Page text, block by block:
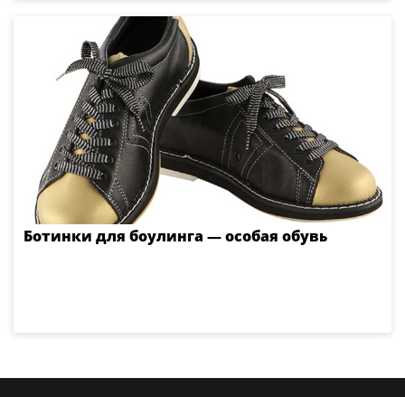
Ботинки для боулинга — особая обувь